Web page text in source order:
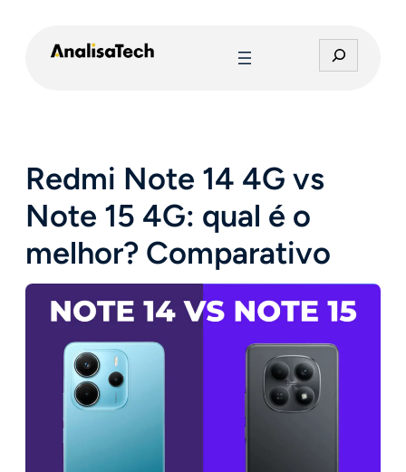
e
a
Redmi Note 14 4G vs
Note 15 4G: qual é o
melhor? Comparativo